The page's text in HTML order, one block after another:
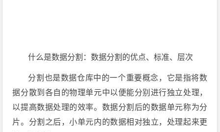
什么是数据分割：数据分割的优点、标准、层次
分割也是数据仓库中的一个重要概念，它是指将数
据分散到各自的物理单元中以便能分别进行独立处理，
以提高数据处理的效率。数据分割后的数据单元称为分
片。分割之后，小单元内的数据相对独立，处理起来更